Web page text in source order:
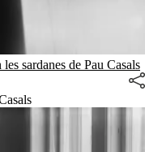
sardanes de Pau Casals